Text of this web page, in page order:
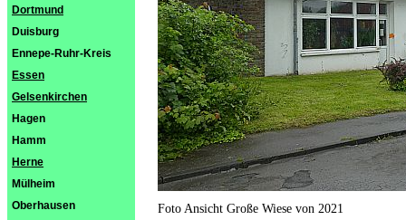
Dortmund
Duisburg
Ennepe-Ruhr-Kreis
Essen
Gelsenkirchen
Hagen
Hamm
Herne
Mülheim
Oberhausen
Foto Ansicht Große Wiese von 2021